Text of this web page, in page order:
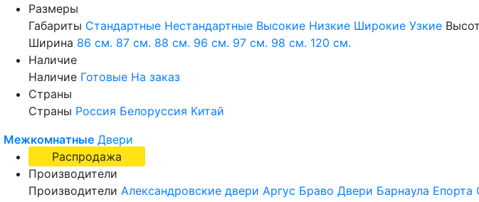
Размеры
Габариты Стандартные Нестандартные Высокие Низкие Широкие Узкие
Ширина 86 см. 87 см. 88 см. 96 см. 97 см. 98 см. 120 см.
Наличие
Наличие Готовые На заказ
Страны
Страны Россия Белоруссия Китай
Межкомнатные Двери
Распродажа
Производители
Производители Александровские двери Аргус Браво Двери Барнаула Епорта